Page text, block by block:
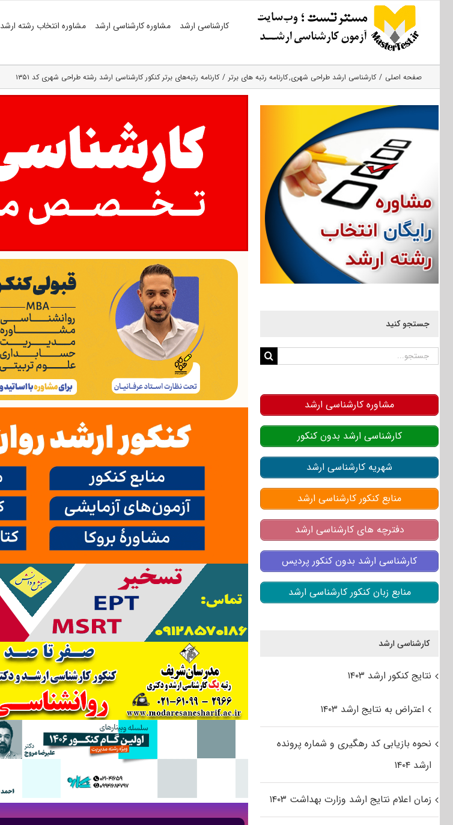
کارشناسی ارشد مشاوره کارشناسی ارشد مشاوره انتخاب رشته ارشد
صفحه اصلی کارشناسی ارشد طراحی شهری کارنامه رتبه های برتر کارنامه رتبه‌های برتر کنکور کارشناسی ارشد رشته طراحی شهری کد ۱۳۵۱
جستجو کنید
جستجو
مشاوره کارشناسی ارشد
کارشناسی ارشد بدون کنکور
شهریه کارشناسی ارشد
منابع کنکور کارشناسی ارشد
دفترچه های کارشناسی ارشد
کارشناسی ارشد بدون کنکور پردیس
منابع زبان کنکور کارشناسی ارشد
کارشناسی ارشد
نتایج کنکور ارشد ۱۴۰۳
اعتراض به نتایج ارشد ۱۴۰۳
نحوه بازیابی کد رهگیری و شماره پرونده
ارشد ۱۴۰۴
زمان اعلام نتایج ارشد وزارت بهداشت ۱۴۰۳